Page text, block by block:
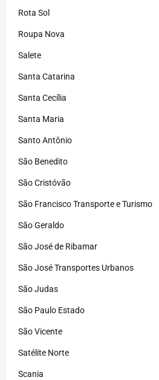
Rota Sol
Roupa Nova
Salete
Santa Catarina
Santa Cecília
Santa Maria
Santo Antônio
São Benedito
São Cristóvão
São Francisco Transporte e Turismo
São Geraldo
São José de Ribamar
São José Transportes Urbanos
São Judas
São Paulo Estado
São Vicente
Satélite Norte
Scania